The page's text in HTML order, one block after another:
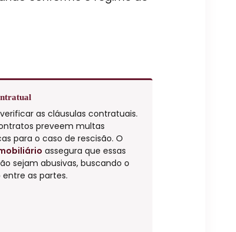
as cláusulas contratuais.
preveem multas
para o caso de rescisão. O
assegura que essas
sejam abusivas, buscando o
entre as partes.